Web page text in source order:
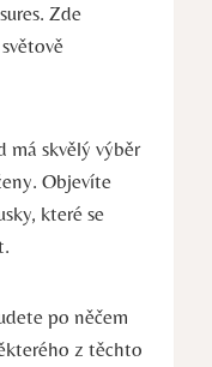
Zde
má skvělý výběr
Objevíte
které se
po něčem
z těchto